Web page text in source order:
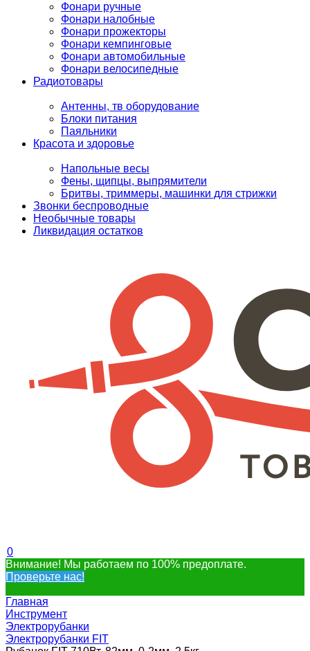
Фонари ручные
Фонари налобные
Фонари прожекторы
Фонари кемпинговые
Фонари автомобильные
Фонари велосипедные
Радиотовары
Антенны, тв оборудование
Блоки питания
Паяльники
Красота и здоровье
Напольные весы
Фены, щипцы, выпрямители
Бритвы, триммеры, машинки для стрижки
Звонки беспроводные
Необычные товары
Ликвидация остатков
0
Внимание! Мы работаем по 100% предоплате.
Проверьте нас!
Главная
Инструмент
Электрорубанки
Электрорубанки FIT